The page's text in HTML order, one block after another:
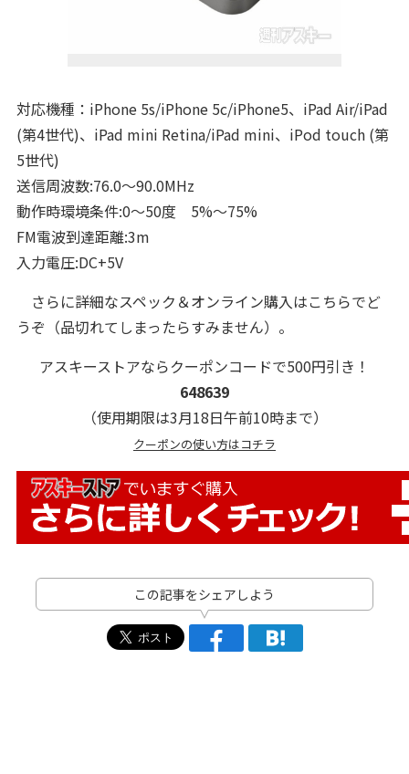
対応機種：iPhone 5s/iPhone 5c/iPhone5、iPad Air/iPad
(第4世代)、iPad mini Retina/iPad mini、iPod touch (第
5世代)
送信周波数:76.0～90.0MHz
動作時環境条件:0～50度 5%～75%
FM電波到達距離:3m
入力電圧:DC+5V
さらに詳細なスペック＆オンライン購入はこちらでど
うぞ（品切れてしまったらすみません）。
アスキーストアならクーポンコードで500円引き！
648639
（使用期限は3月18日午前10時まで）
クーポンの使い方はコチラ
この記事をシェアしよう